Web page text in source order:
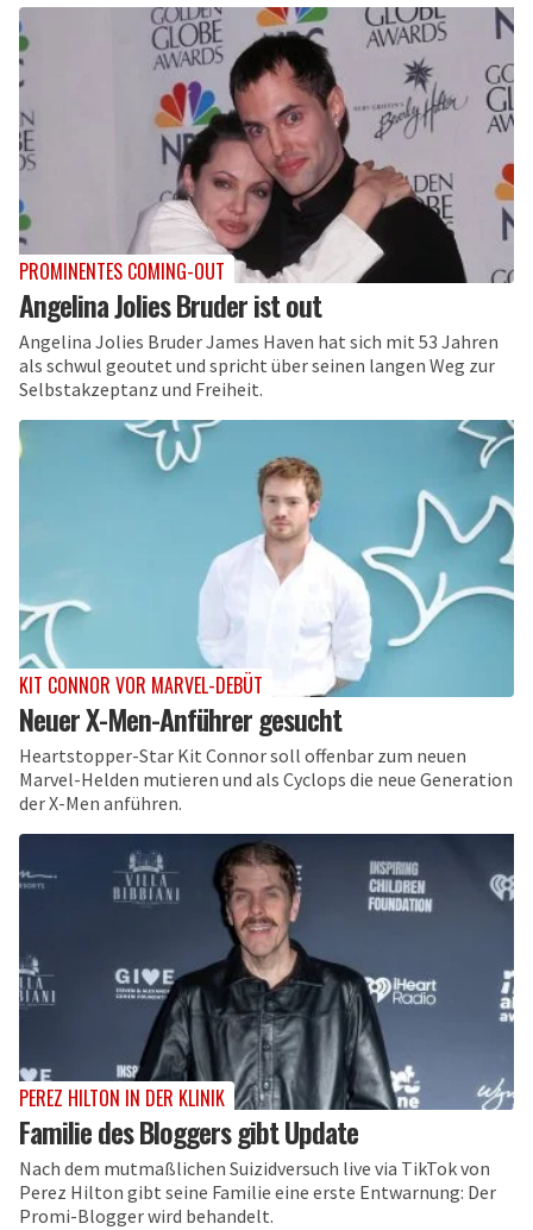
PROMINENTES COMING-OUT
Angelina Jolies Bruder ist out
Angelina Jolies Bruder James Haven hat sich mit 53 Jahren
als schwul geoutet und spricht über seinen langen Weg zur
Selbstakzeptanz und Freiheit.
KIT CONNOR VOR MARVEL-DEBÜT
Neuer X-Men-Anführer gesucht
Heartstopper-Star Kit Connor soll offenbar zum neuen
Marvel-Helden mutieren und als Cyclops die neue Generation
der X-Men anführen.
PEREZ HILTON IN DER KLINIK
Familie des Bloggers gibt Update
Nach dem mutmaßlichen Suizidversuch live via TikTok von
Perez Hilton gibt seine Familie eine erste Entwarnung: Der
Promi-Blogger wird behandelt.